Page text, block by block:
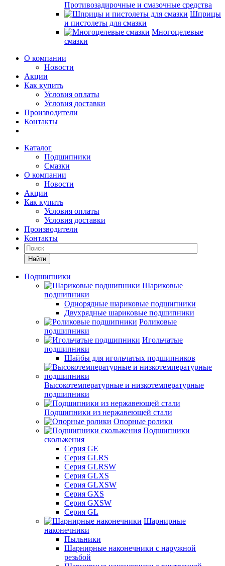
Противозадирочные и смазочные средства
Шприцы
и пистолеты для смазки
Многоцелевые
смазки
О компании
Новости
Акции
Как купить
Условия оплаты
Условия доставки
Производители
Контакты
Каталог
Подшипники
Смазки
О компании
Новости
Акции
Как купить
Условия оплаты
Условия доставки
Производители
Контакты
Найти
Подшипники
Шариковые
подшипники
Однорядные шариковые подшипники
Двухрядные шариковые подшипники
Роликовые
подшипники
Игольчатые
подшипники
Шайбы для игольчатых подшипников
Высокотемпературные и низкотемпературные
подшипники
Подшипники из нержавеющей стали
Опорные ролики
Подшипники
скольжения
Серия GE
Серия GLRS
Серия GLRSW
Серия GLXS
Серия GLXSW
Серия GXS
Серия GXSW
Серия GL
Шарнирные
наконечники
Пыльники
Шарнирные наконечники с наружной
резьбой